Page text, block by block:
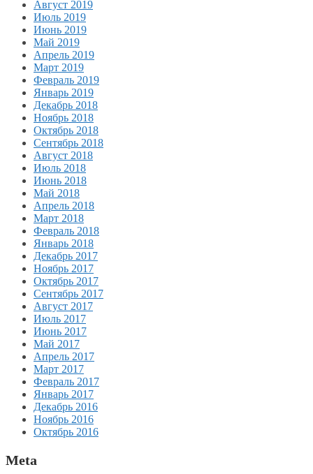
Август 2019
Июль 2019
Июнь 2019
Май 2019
Апрель 2019
Март 2019
Февраль 2019
Январь 2019
Декабрь 2018
Ноябрь 2018
Октябрь 2018
Сентябрь 2018
Август 2018
Июль 2018
Июнь 2018
Май 2018
Апрель 2018
Март 2018
Февраль 2018
Январь 2018
Декабрь 2017
Ноябрь 2017
Октябрь 2017
Сентябрь 2017
Август 2017
Июль 2017
Июнь 2017
Май 2017
Апрель 2017
Март 2017
Февраль 2017
Январь 2017
Декабрь 2016
Ноябрь 2016
Октябрь 2016
Meta